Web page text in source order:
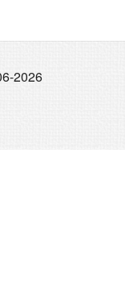
2026